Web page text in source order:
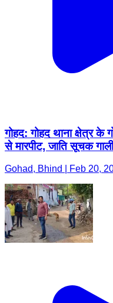
गोहद: गोहद थाना क्षेत्र के
से मारपीट, जाति सूचक
Gohad, Bhind | Feb 20,